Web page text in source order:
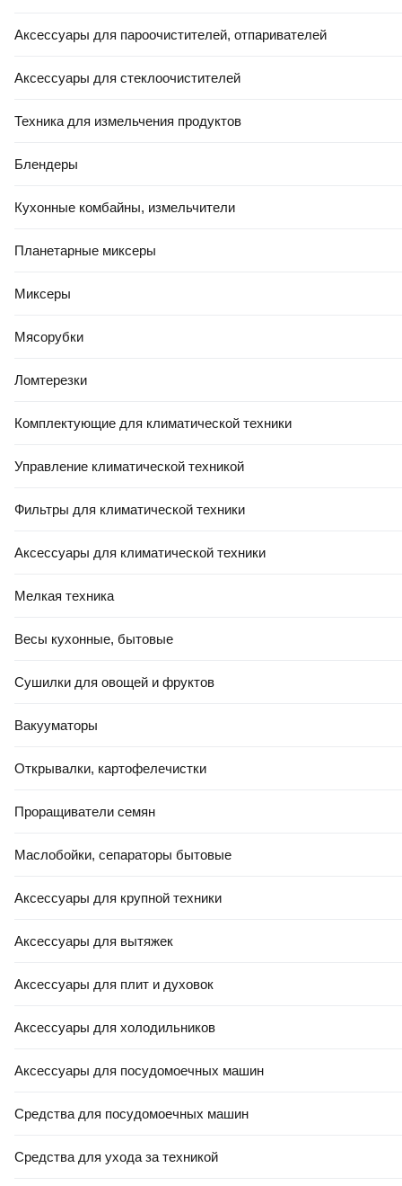
Аксессуары для пароочистителей, отпаривателей
Аксессуары для стеклоочистителей
Техника для измельчения продуктов
Блендеры
Кухонные комбайны, измельчители
Планетарные миксеры
Миксеры
Мясорубки
Ломтерезки
Комплектующие для климатической техники
Управление климатической техникой
Фильтры для климатической техники
Аксессуары для климатической техники
Мелкая техника
Весы кухонные, бытовые
Сушилки для овощей и фруктов
Вакууматоры
Открывалки, картофелечистки
Проращиватели семян
Маслобойки, сепараторы бытовые
Аксессуары для крупной техники
Аксессуары для вытяжек
Аксессуары для плит и духовок
Аксессуары для холодильников
Аксессуары для посудомоечных машин
Средства для посудомоечных машин
Средства для ухода за техникой